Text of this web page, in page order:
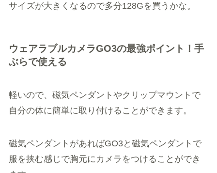
サイズが大きくなるので多分128Gを買うかな。
ウェアラブルカメラGO3の最強ポイント！手
ぶらで使える
軽いので、磁気ペンダントやクリップマウントで
自分の体に簡単に取り付けることができます。
磁気ペンダントがあればGO3と磁気ペンダントで
服を挟む感じで胸元にカメラをつけることができ